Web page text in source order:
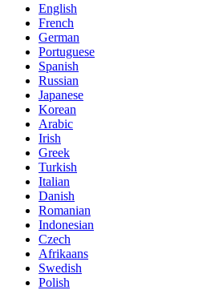
English
French
German
Portuguese
Spanish
Russian
Japanese
Korean
Arabic
Irish
Greek
Turkish
Italian
Danish
Romanian
Indonesian
Czech
Afrikaans
Swedish
Polish